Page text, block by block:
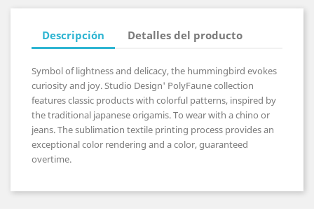
Descripción Detalles del producto
Symbol of lightness and delicacy, the hummingbird evokes
curiosity and joy.Studio Design' PolyFaune collection
features classic products with colorful patterns, inspired by
the traditional japanese origamis. To wear with a chino or
jeans. The sublimation textile printing process provides an
exceptional color rendering and a color, guaranteed
overtime.